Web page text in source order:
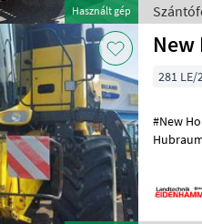
Használt gép
New
281 LE/
#New